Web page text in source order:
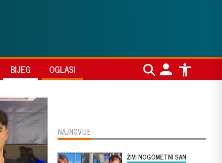
BIJEG OGLASI
NAJNOVIJE
ŽIVI NOGOMETNI SAN